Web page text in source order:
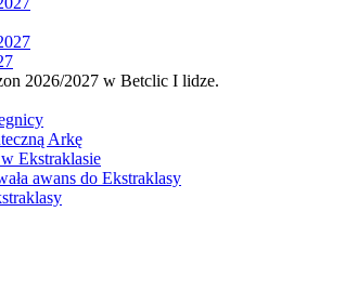
2026/2027 w Betclic I lidze.
Arkę
Ekstraklasie
awans do Ekstraklasy